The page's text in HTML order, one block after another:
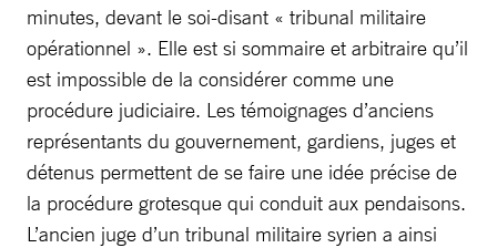
minutes, devant le soi-disant « tribunal militaire
opérationnel ». Elle est si sommaire et arbitraire qu’il
est impossible de la considérer comme une
procédure judiciaire. Les témoignages d’anciens
représentants du gouvernement, gardiens, juges et
détenus permettent de se faire une idée précise de
la procédure grotesque qui conduit aux pendaisons.
L’ancien juge d’un tribunal militaire syrien a ainsi